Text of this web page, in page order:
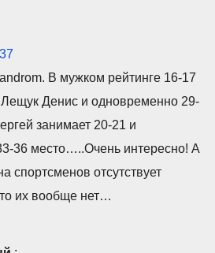
В мужком рейтинге 16-17
Лещук Денис и одновременно 29-
занимает 20-21 и
36 место…..Очень интересно! А
спортсменов отсутствует
их вообще нет…